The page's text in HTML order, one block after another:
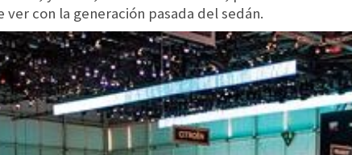
con la generación pasada del sedán.